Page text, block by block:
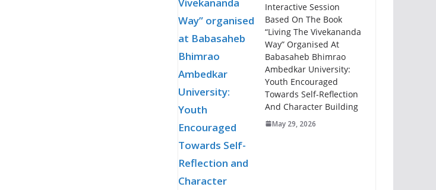
Interactive Session
Based On The Book
“Living The Vivekananda
Way” Organised At
Babasaheb Bhimrao
Ambedkar University:
Youth Encouraged
Towards Self-Reflection
And Character Building
May 29, 2026